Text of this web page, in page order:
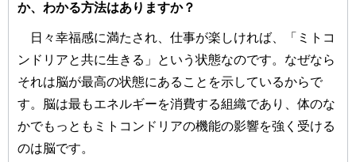
か、わかる方法はありますか？
日々幸福感に満たされ、仕事が楽しければ、「ミトコ
ンドリアと共に生きる」という状態なのです。なぜなら
それは脳が最高の状態にあることを示しているからで
す。脳は最もエネルギーを消費する組織であり、体のな
かでもっともミトコンドリアの機能の影響を強く受ける
のは脳です。